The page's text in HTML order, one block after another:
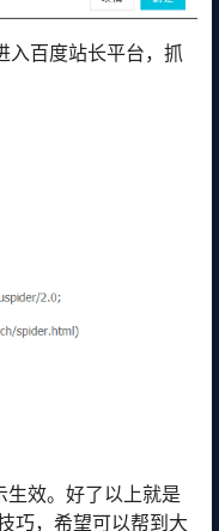
入百度站长平台，抓
生效。好了以上就是
巧，希望可以帮到大